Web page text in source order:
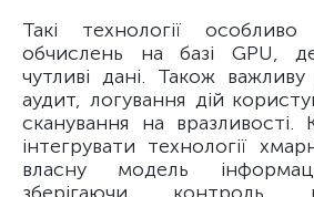
Такі технології
обчислень на базі GPU,
чутливі дані. Також важливу
аудит, логування дій
сканування на вразливості.
інтегрувати технології
власну модель